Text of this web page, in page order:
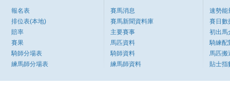
報名表
排位表(本地)
賠率
賽果
騎師分場表
練馬師分場表
賽馬消息
賽馬新聞資料庫
主要賽事
馬匹資料
騎師資料
練馬師資料
速勢能
賽日數
初出馬
騎練配
馬匹搬
貼士指